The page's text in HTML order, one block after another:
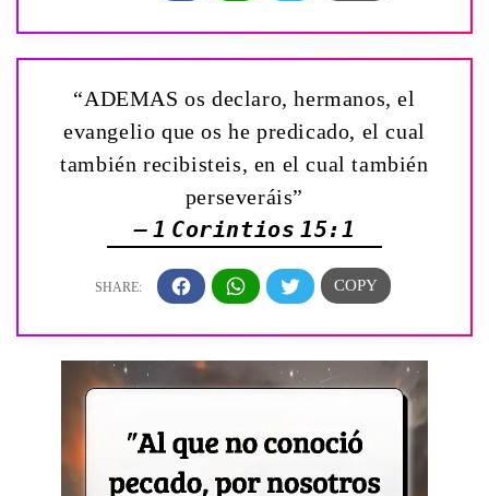
“ADEMAS os declaro, hermanos, el
evangelio que os he predicado, el cual
también recibisteis, en el cual también
perseveráis”
— 1 Corintios 15:1